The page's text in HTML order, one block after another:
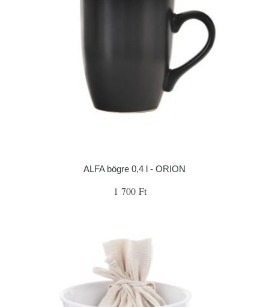
ALFA bögre 0,4 l - ORION
1 700 Ft